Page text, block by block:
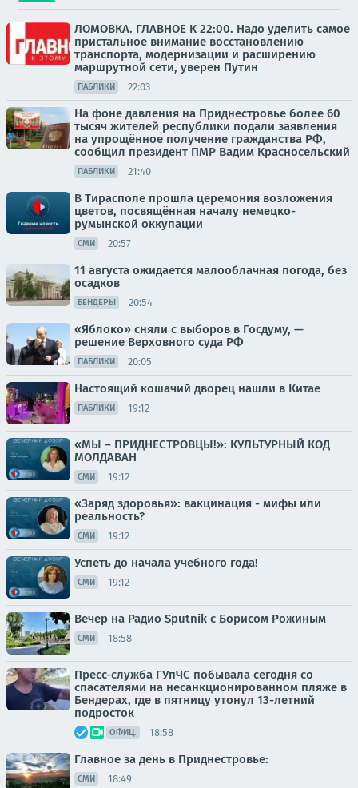
ЛОМОВКА. ГЛАВНОЕ К 22:00. Надо уделить самое
пристальное внимание восстановлению
транспорта, модернизации и расширению
маршрутной сети, уверен Путин
ПАБЛИКИ 22:03
На фоне давления на Приднестровье более 60
тысяч жителей республики подали заявления
на упрощённое получение гражданства РФ,
сообщил президент ПМР Вадим Красносельский
ПАБЛИКИ 21:40
В Тирасполе прошла церемония возложения
цветов, посвящённая началу немецко-
румынской оккупации
СМИ 20:57
11 августа ожидается малооблачная погода, без
осадков
БЕНДЕРЫ 20:54
«Яблоко» сняли с выборов в Госдуму, —
решение Верховного суда РФ
ПАБЛИКИ 20:05
Настоящий кошачий дворец нашли в Китае
ПАБЛИКИ 19:12
«МЫ – ПРИДНЕСТРОВЦЫ!»: КУЛЬТУРНЫЙ КОД
МОЛДАВАН
СМИ 19:12
«Заряд здоровья»: вакцинация - мифы или
реальность?
СМИ 19:12
Успеть до начала учебного года!
СМИ 19:12
Вечер на Радио Sputnik с Борисом Рожиным
СМИ 18:58
Пресс-служба ГУпЧС побывала сегодня со
спасателями на несанкционированном пляже в
Бендерах, где в пятницу утонул 13-летний
подросток
ОФИЦ. 18:58
Главное за день в Приднестровье:
СМИ 18:49